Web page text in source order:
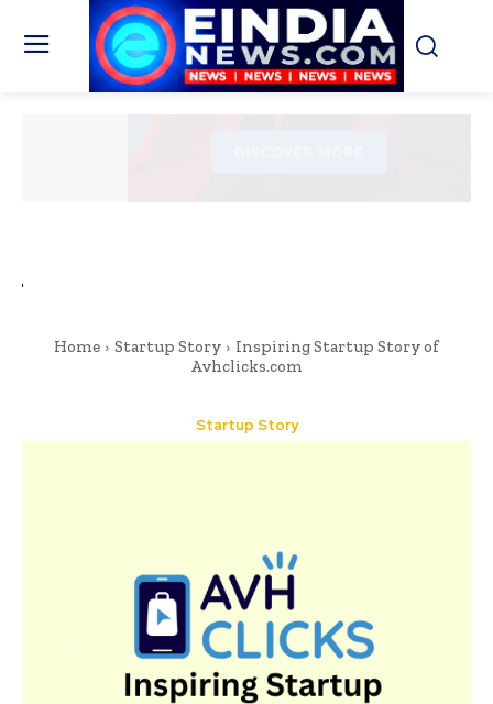
Home Startup Story
Inspiring Startup Story of
Avhclicks.com
Startup Story